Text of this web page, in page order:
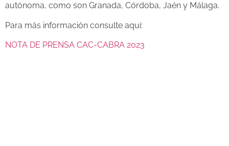
autónoma, como son Granada, Córdoba, Jaén y Málaga.
Para más información consulte aquí:
NOTA DE PRENSA CAC-CABRA 2023